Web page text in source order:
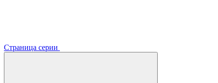
Страница серии